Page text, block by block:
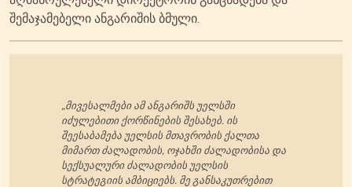
შემაჯამებელი ანგარიშის ბმული.
„მივესალმები ამ ანგარიშს უელსში
იძულებითი ქორწინების შესახებ. ის
შეესაბამება უელსის მთავრობის ქალთა
მიმართ ძალადობის, ოჯახში ძალადობისა და
სექსუალური ძალადობის უელსის
სტრატეგიის ამბიციებს. მე განსაკუთრებით